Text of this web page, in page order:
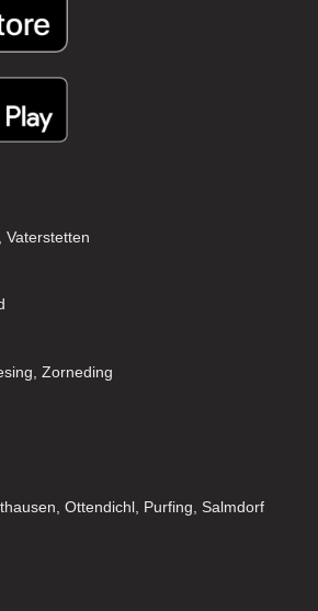
Vaterstetten
Zorneding
Ottendichl, Purfing, Salmdorf